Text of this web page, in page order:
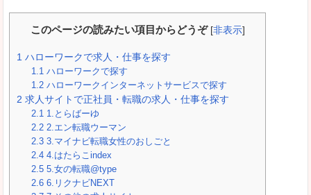
このページの読みたい項目からどうぞ [非表示]
1 ハローワークで求人・仕事を探す
1.1 ハローワークで探す
1.2 ハローワークインターネットサービスで探す
2 求人サイトで正社員・転職の求人・仕事を探す
2.1 1.とらばーゆ
2.2 2.エン転職ウーマン
2.3 3.マイナビ転職女性のおしごと
2.4 4.はたらこindex
2.5 5.女の転職@type
2.6 6.リクナビNEXT